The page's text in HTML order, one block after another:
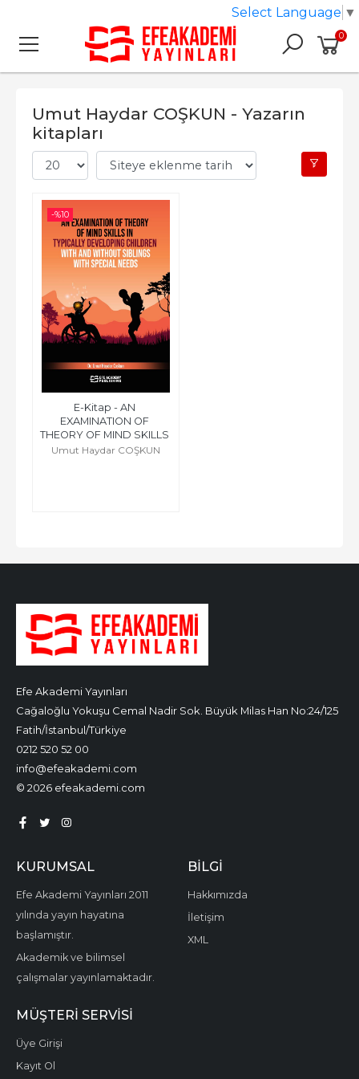
0
Umut Haydar COŞKUN - Yazarın
kitapları
-%10
E-Kitap - AN
EXAMINATION OF
THEORY OF MIND SKILLS
IN TYPICALLY...
Umut Haydar COŞKUN
Efe Akademi Yayınları
Cağaloğlu Yokuşu Cemal Nadir Sok. Büyük Milas Han No:24/125
Fatih/İstanbul/Türkiye
0212 520 52 00
info@efeakademi.com
© 2026 efeakademi.com
KURUMSAL
Efe Akademi Yayınları 2011
yılında yayın hayatına
başlamıştır.
Akademik ve bilimsel
çalışmalar yayınlamaktadır.
BILGI
Hakkımızda
İletişim
XML
MÜŞTERI SERVISI
Üye Girişi
Kayıt Ol
Select Language ▼